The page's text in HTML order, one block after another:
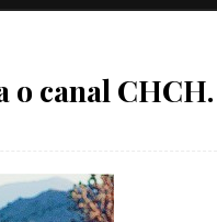
o canal CHCH.